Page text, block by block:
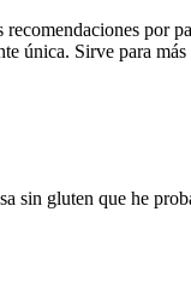
por
Sirve para
sin gluten que he